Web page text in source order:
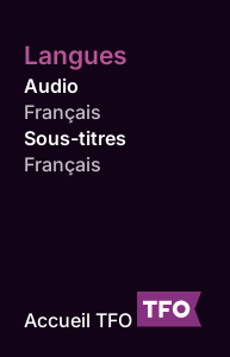
Langues
Audio
Français
Sous-titres
Français
Accueil TFO